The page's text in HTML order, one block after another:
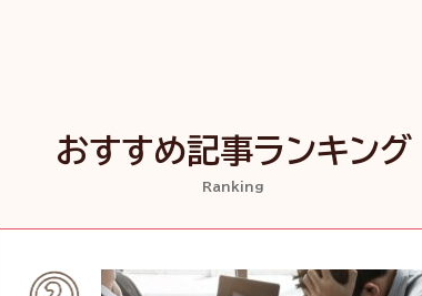
おすすめ記事ランキング
Ranking